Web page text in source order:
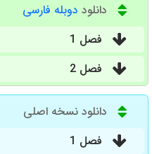
دانلود دوبله فارسی
فصل 1
فصل 2
دانلود نسخه اصلی
فصل 1